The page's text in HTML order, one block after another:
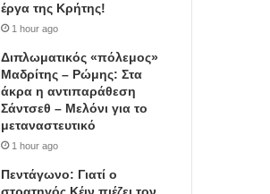
έργα της Κρήτης!
1 hour ago
Διπλωματικός «πόλεμος»
Μαδρίτης – Ρώμης: Στα
άκρα η αντιπαράθεση
Σάντσεθ – Μελόνι για το
μεταναστευτικό
1 hour ago
Πεντάγωνο: Γιατί ο